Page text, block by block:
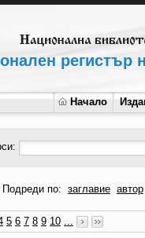
регистър
Начало
Подреди по: заглавие автор
5 6 7 8 9 10 ...